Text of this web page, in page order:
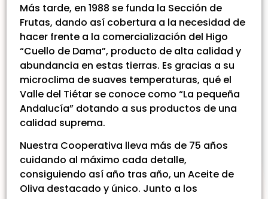
Más tarde, en 1988 se funda la Sección de
Frutas, dando así cobertura a la necesidad de
hacer frente a la comercialización del Higo
“Cuello de Dama”, producto de alta calidad y
abundancia en estas tierras. Es gracias a su
microclima de suaves temperaturas, qué el
Valle del Tiétar se conoce como “La pequeña
Andalucía” dotando a sus productos de una
calidad suprema.
Nuestra Cooperativa lleva más de 75 años
cuidando al máximo cada detalle,
consiguiendo así año tras año, un Aceite de
Oliva destacado y único. Junto a los